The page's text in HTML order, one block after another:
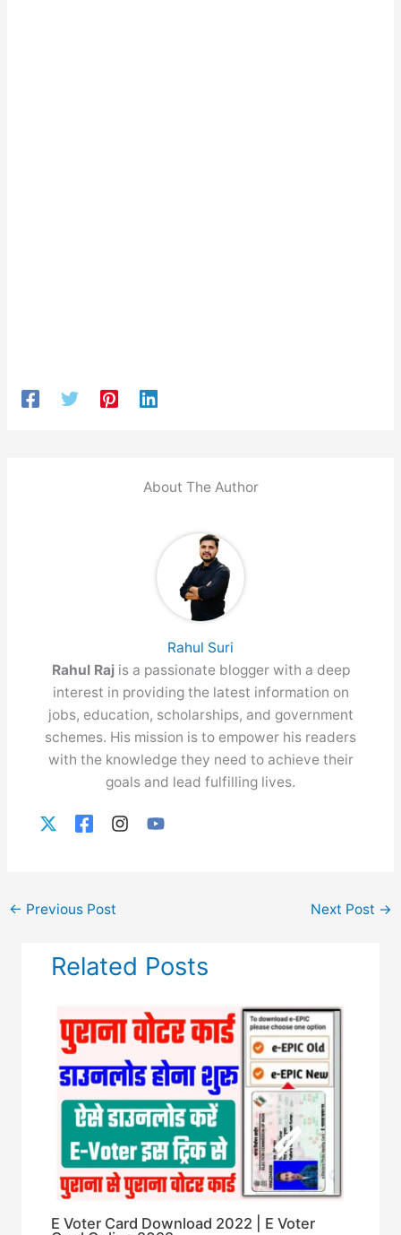
About The Author
Rahul Suri
Rahul Raj is a passionate blogger with a deep
interest in providing the latest information on
jobs, education, scholarships, and government
schemes. His mission is to empower his readers
with the knowledge they need to achieve their
goals and lead fulfilling lives.
← Previous Post Next Post →
Related Posts
E Voter Card Download 2022 | E Voter